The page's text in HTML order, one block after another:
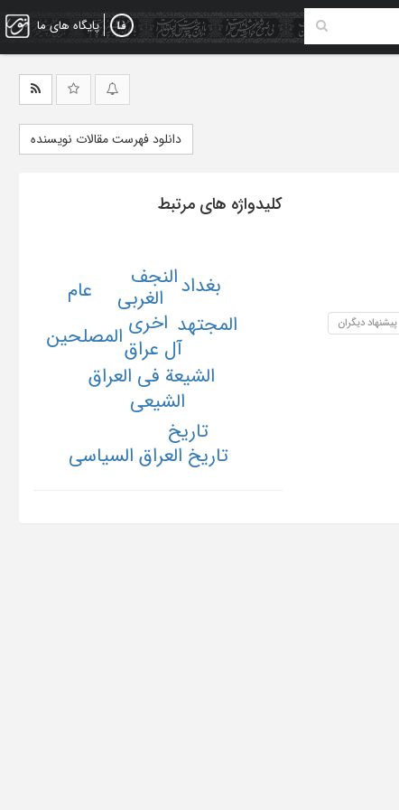
پایگاه های ما
دانلود فهرست مقالات نویسنده
پیشنهاد دیگران
کلیدواژه های مرتبط
آل عراق
اخری
الشیعة فی العراق
الشیعی
الغربی
المجتهد
المصلحین
النجفبغداد
تاریخ
تاریخ العراق السیاسی
عام